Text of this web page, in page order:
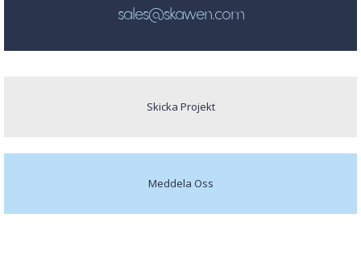
sales@skawen.com
Skicka Projekt
Meddela Oss